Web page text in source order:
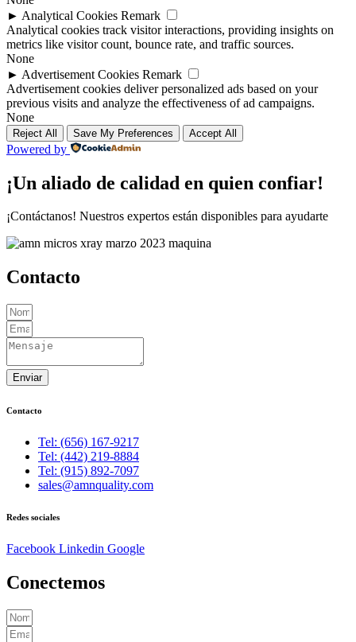
► Analytical Cookies Remark
Analytical cookies track visitor interactions, providing insights on
metrics like visitor count, bounce rate, and traffic sources.
None
► Advertisement Cookies Remark
Advertisement cookies deliver personalized ads based on your
previous visits and analyze the effectiveness of ad campaigns.
None
Reject All Save My Preferences Accept All
Powered by
¡Un aliado de calidad en quien confiar!
¡Contáctanos! Nuestros expertos están disponibles para ayudarte
Contacto
Enviar
Contacto
Tel: (656) 167-9217
Tel: (442) 219-8884
Tel: (915) 892-7097
sales@amnquality.com
Redes sociales
Facebook Linkedin Google
Conectemos